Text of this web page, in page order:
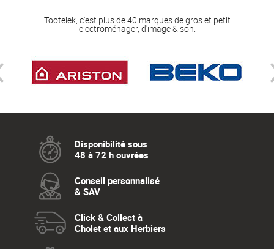
Tootelek, c'est plus de 40 marques de gros et petit
electroménager, d'image & son.
Disponibilité sous
48 à 72 h ouvrées
Conseil personnalisé
& SAV
Click & Collect à
Cholet et aux Herbiers